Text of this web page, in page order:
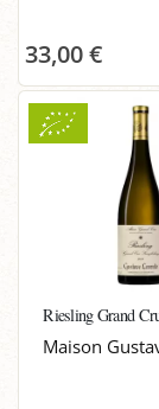
33,00 €
Riesling Grand
Maison